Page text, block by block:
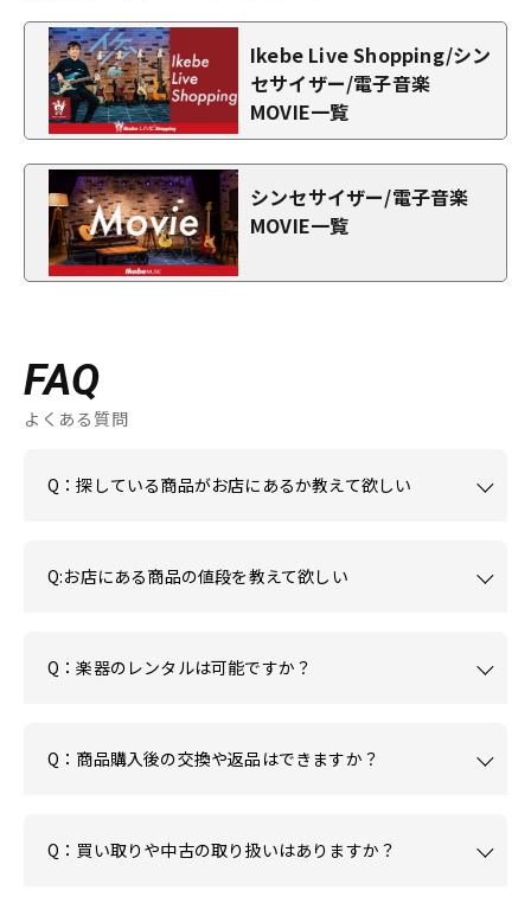
Ikebe Live Shopping/シン
セサイザー/電子音楽
MOVIE一覧
シンセサイザー/電子音楽
MOVIE一覧
FAQ
よくある質問
Q：探している商品がお店にあるか教えて欲しい
Q:お店にある商品の値段を教えて欲しい
Q：楽器のレンタルは可能ですか？
Q：商品購入後の交換や返品はできますか？
Q：買い取りや中古の取り扱いはありますか？